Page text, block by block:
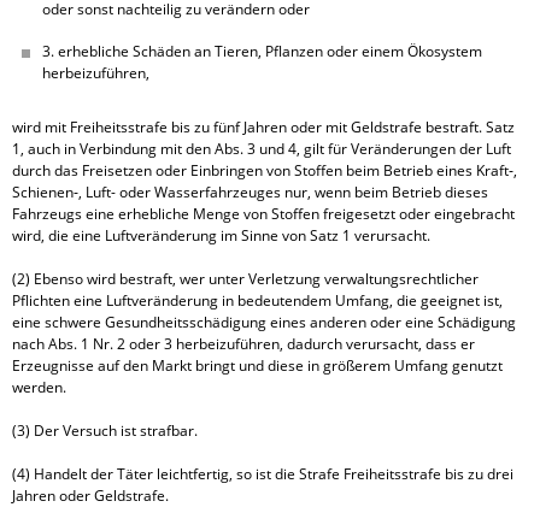
oder sonst nachteilig zu verändern oder
3. erhebliche Schäden an Tieren, Pflanzen oder einem Ökosystem
herbeizuführen,
wird mit Freiheitsstrafe bis zu fünf Jahren oder mit Geldstrafe bestraft. Satz
1, auch in Verbindung mit den Abs. 3 und 4, gilt für Veränderungen der Luft
durch das Freisetzen oder Einbringen von Stoffen beim Betrieb eines Kraft‑,
Schienen‑, Luft- oder Wasserfahrzeuges nur, wenn beim Betrieb dieses
Fahrzeugs eine erhebliche Menge von Stoffen freigesetzt oder eingebracht
wird, die eine Luftveränderung im Sinne von Satz 1 verursacht.
(2) Ebenso wird bestraft, wer unter Verletzung verwaltungsrechtlicher
Pflichten eine Luftveränderung in bedeutendem Umfang, die geeignet ist,
eine schwere Gesundheitsschädigung eines anderen oder eine Schädigung
nach Abs. 1 Nr. 2 oder 3 herbeizuführen, dadurch verursacht, dass er
Erzeugnisse auf den Markt bringt und diese in größerem Umfang genutzt
werden.
(3) Der Versuch ist strafbar.
(4) Handelt der Täter leichtfertig, so ist die Strafe Freiheitsstrafe bis zu drei
Jahren oder Geldstrafe.